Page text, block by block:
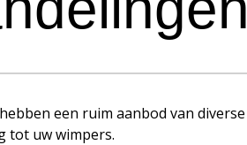
een ruim aanbod van diverse
tot uw wimpers.